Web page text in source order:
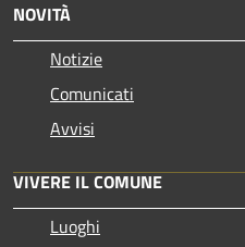
NOVITÀ
Notizie
Comunicati
Avvisi
VIVERE IL COMUNE
Luoghi